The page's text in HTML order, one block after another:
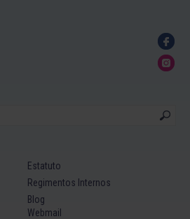
ferramentas
Estatuto
Regimentos Internos
Blog
Webmail